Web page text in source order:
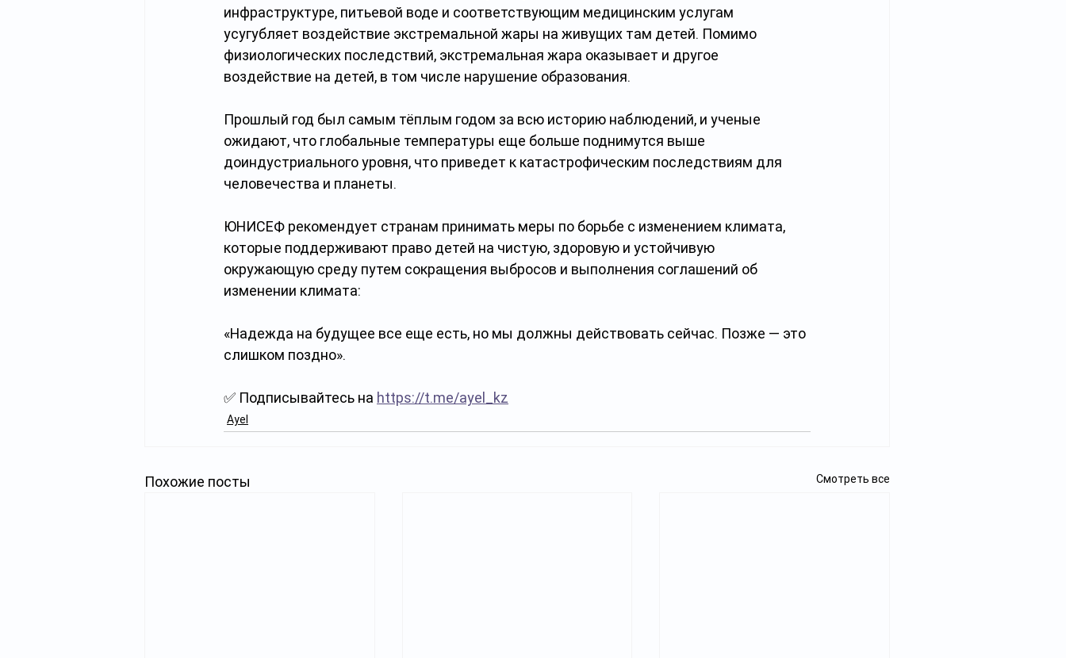
инфраструктуре, питьевой воде и соответствующим медицинским услугам
усугубляет воздействие экстремальной жары на живущих там детей. Помимо
физиологических последствий, экстремальная жара оказывает и другое
воздействие на детей, в том числе нарушение образования.
Прошлый год был самым тёплым годом за всю историю наблюдений, и ученые
ожидают, что глобальные температуры еще больше поднимутся выше
доиндустриального уровня, что приведет к катастрофическим последствиям для
человечества и планеты.
ЮНИСЕФ рекомендует странам принимать меры по борьбе с изменением климата,
которые поддерживают право детей на чистую, здоровую и устойчивую
окружающую среду путем сокращения выбросов и выполнения соглашений об
изменении климата:
«Надежда на будущее все еще есть, но мы должны действовать сейчас. Позже — это
слишком поздно».
✅ Подписывайтесь на https://t.me/ayel_kz
Ayel
Похожие посты Смотреть все